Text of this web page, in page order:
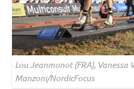
Lou Jeanmonot (FRA), Vanessa
Manzoni/NordicFocus